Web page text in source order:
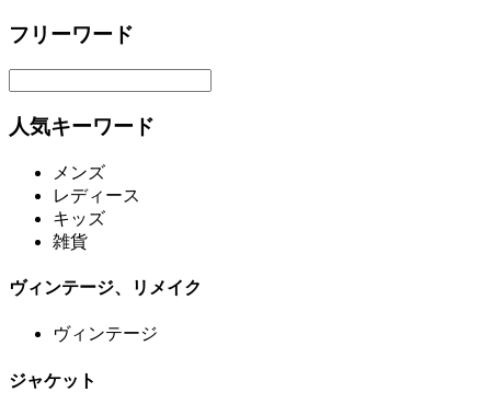
フリーワード
人気キーワード
メンズ
レディース
キッズ
雑貨
ヴィンテージ、リメイク
ヴィンテージ
ジャケット